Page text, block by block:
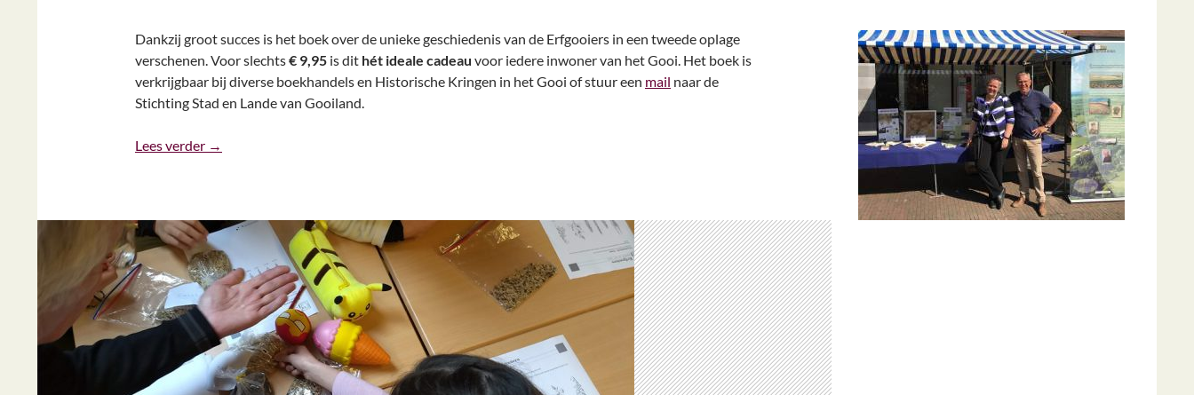
Dankzij groot succes is het boek over de unieke geschiedenis van de Erfgooiers in een tweede oplage
verschenen. Voor slechts€ 9,95 is dit hét ideale cadeau voor iedere inwoner van het Gooi. Het boek is
verkrijgbaar bij diverse boekhandels en Historische Kringen in het Gooi of stuur een mail naar de
Stichting Stad en Lande van Gooiland.
Lees verder Tweede druk voor succesvol boek over de geschiedenis van de Erfgooiers
→